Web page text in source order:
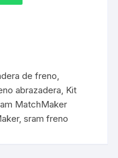
de freno,
abrazadera, Kit
MatchMaker
,sram freno